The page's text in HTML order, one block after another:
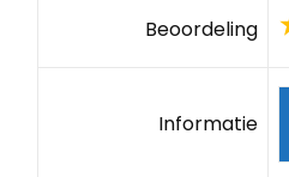
Beoordeling
Informatie